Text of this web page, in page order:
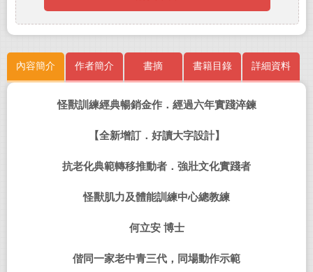
內容簡介 作者簡介 書摘 書籍目錄 詳細資料
怪獸訓練經典暢銷金作．經過六年實踐淬鍊
【全新增訂．好讀大字設計】
抗老化典範轉移推動者．強壯文化實踐者
怪獸肌力及體能訓練中心總教練
何立安 博士
偕同一家老中青三代，同場動作示範